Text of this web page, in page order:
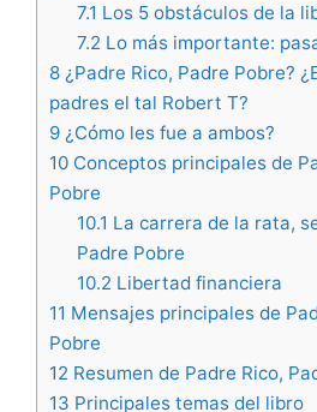
7.1 Los 5 obstáculos de la
7.2 Lo más importante:
8 ¿Padre Rico, Padre Pobre?
padres el tal Robert T?
9 ¿Cómo les fue a ambos?
10 Conceptos principales de
Pobre
10.1 La carrera de la rata,
Padre Pobre
10.2 Libertad financiera
11 Mensajes principales de
Pobre
12 Resumen de Padre Rico,
13 Principales temas del libro